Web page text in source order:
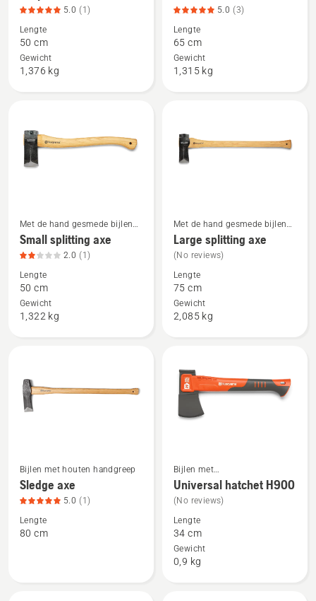
details
over
Carpenter's
axe,
5.0 (1)
Lengte
50 cm
Gewicht
1,376 kg
details
over
Forest
axe,
5.0 (3)
Lengte
65 cm
Gewicht
1,315 kg
Bekijk
meer
details
over
Small
splitting
van
Met de hand gesmede bijlen
met houten handgreep
Small splitting axe
2.0 (1)
Lengte
50 cm
Gewicht
1,322 kg
Bekijk
meer
details
over
Large
splitting
Met de hand gesmede bijlen
met houten handgreep
Large splitting axe
(No reviews)
Lengte
75 cm
Gewicht
2,085 kg
Bekijk
meer
details
over
Sledge
Bijlen met houten handgreep
Sledge axe
5.0 (1)
Lengte
80 cm
Bekijk
meer
details
over
Universal
hatchet
Bijlen met
composiethandgreep
Universal hatchet H900
(No reviews)
Lengte
34 cm
Gewicht
0,9 kg